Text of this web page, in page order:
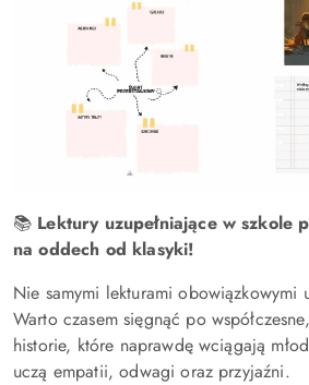
📚 Lektury uzupełniające w szkole
na oddech od klasyki!
Nie samymi lekturami obowiązkowymi
Warto czasem sięgnąć po
historie, które naprawdę wciągają
uczą empatii, odwagi oraz przyjaźni.